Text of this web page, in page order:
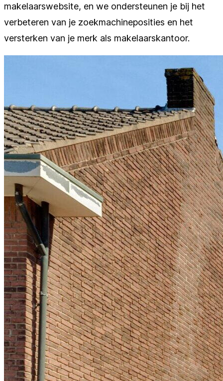
makelaarswebsite, en we ondersteunen je bij het
verbeteren van je zoekmachineposities en het
versterken van je merk als makelaarskantoor.